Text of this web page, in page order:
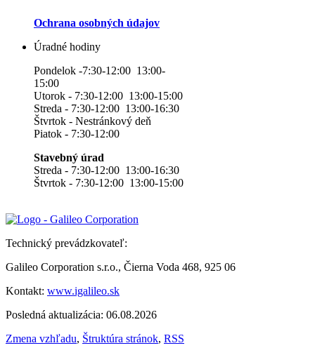
Ochrana osobných údajov
Úradné hodiny
Pondelok -7:30-12:00 13:00-
15:00
Utorok - 7:30-12:00 13:00-15:00
Streda - 7:30-12:00 13:00-16:30
Štvrtok - Nestránkový deň
Piatok - 7:30-12:00
Stavebný úrad
Streda - 7:30-12:00 13:00-16:30
Štvrtok - 7:30-12:00 13:00-15:00
Technický prevádzkovateľ:
Galileo Corporation s.r.o., Čierna Voda 468, 925 06
Kontakt: www.igalileo.sk
Posledná aktualizácia: 06.08.2026
Zmena vzhľadu, Štruktúra stránok, RSS